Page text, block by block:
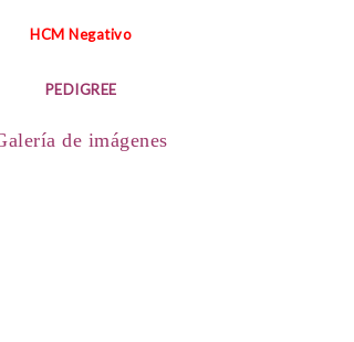
HCM Negativo
PEDIGREE
de imágenes